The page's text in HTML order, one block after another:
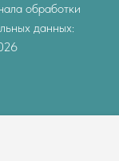
обработки
данных: